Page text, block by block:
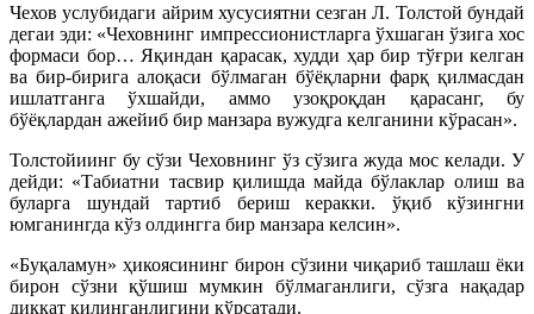
Чехов услубидаги айрим хусусиятни сезган Л. Толстой бундай
дегаи эди: «Чеховнинг импрессионистларга ўхшаган ўзига хос
формаси бор… Яқиндан қарасак, худди ҳар бир тўғри келган
ва бир-бирига алоқаси бўлмаган бўёқларни фарқ қилмасдан
ишлатганга ўхшайди, аммо узоқроқдан қарасанг, бу
бўёқлардан ажейиб бир манзара вужудга келганини кўрасан».
Толстойиинг бу сўзи Чеховнинг ўз сўзига жуда мос келади. У
дейди: «Табиатни тасвир қилишда майда бўлаклар олиш ва
буларга шундай тартиб бериш керакки. ўқиб кўзингни
юмганингда кўз олдингга бир манзара келсин».
«Буқаламун» ҳикоясининг бирон сўзини чиқариб ташлаш ёки
бирон сўзни қўшиш мумкин бўлмаганлиги, сўзга нақадар
диққат қилинганлигини кўрсатади.